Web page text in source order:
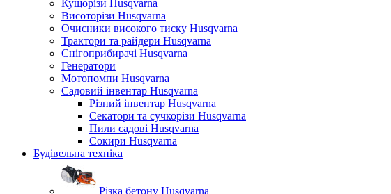
Кущорізи Husqvarna
Висоторізи Husqvarna
Очисники високого тиску Husqvarna
Трактори та райдери Husqvarna
Снігоприбирачі Husqvarna
Генератори
Мотопомпи Husqvarna
Садовий інвентар Husqvarna
Різний інвентар Husqvarna
Секатори та сучкорізи Husqvarna
Пили садові Husqvarna
Сокири Husqvarna
Будівельна техніка
Різка бетону Husqvarna